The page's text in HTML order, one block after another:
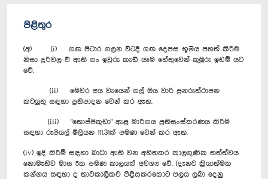
පිළිතුර
(අ) (i) ගඟ පිටාර ගලන විටදී ගඟ දෙපස භූමිය පහත් කිරීම
නිසා දුර්වල වී ඇති ගං ඉවුරු කැඩී යෑම හේතුවෙන් කුඹුරු ඉඩම් යට
වේ.
(ii) මෙවර අය වැයෙන් ගල් ඔය වාරි පුනරුත්ථාපන
කටයුතු සඳහා ප්‍රතිපාදන වෙන් කර ඇත.
(iii) "‍තොප්පිකුඩා" ඇළ මාර්ගය ප්‍රතිසංස්කරණය කිරීම
සඳහා රුපියල් මිලියන 111.31ක් පමණ වෙන් කර ඇත.
(iv) ඉදි කිරීම් සඳහා බාධා ඇති වන අහිතකර කාලගුණික තත්ත්වය
නොමැතිව මාස 5ක පමණ කාලයක් අවශ්‍ය වේ. (දැනට ක්‍රියාත්මක
කන්නය සඳහා ද තාවකාලිකව පිළිසකරකොට ජලය ලබා දෙනු